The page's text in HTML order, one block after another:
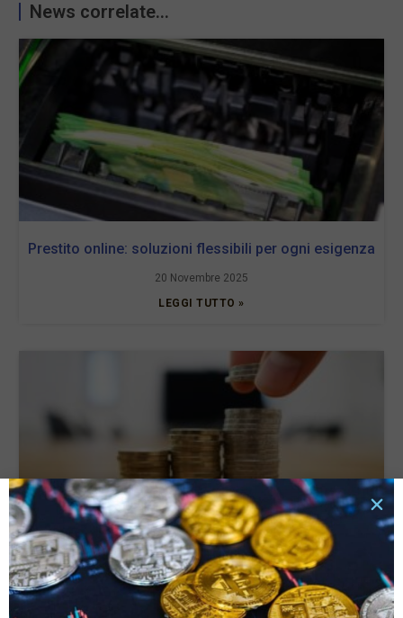
News correlate...
Prestito online: soluzioni flessibili per ogni esigenza
20 Novembre 2025
LEGGI TUTTO »
Tassi di interesse e rata del prestito: quali sono le
connessioni e cosa valutare?
6 Ottobre 2025